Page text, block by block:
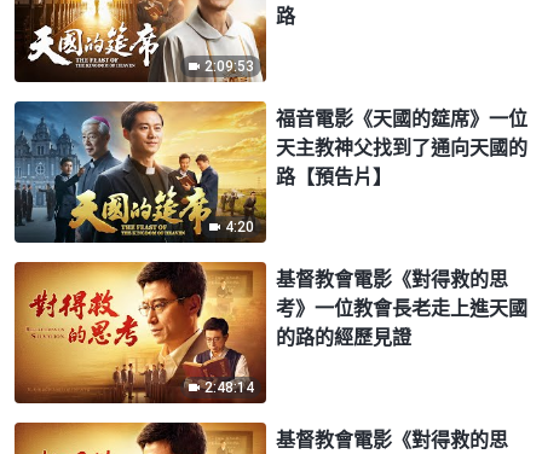
2:09:53
路
4:20
福音電影《天國的筵席》一位
天主教神父找到了通向天國的
路【預告片】
2:48:14
基督教會電影《對得救的思
考》一位教會長老走上進天國
的路的經歷見證
基督教會電影《對得救的思